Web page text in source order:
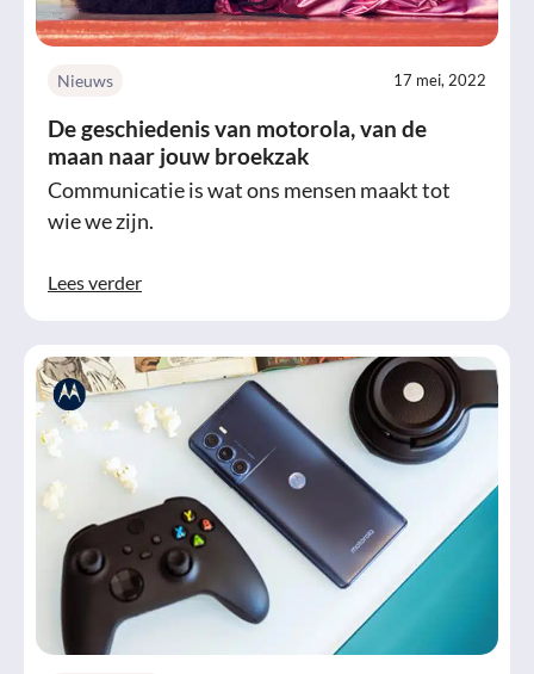
Nieuws 17 mei, 2022
De geschiedenis van motorola, van de
maan naar jouw broekzak
Communicatie is wat ons mensen maakt tot
wie we zijn.
Lees verder